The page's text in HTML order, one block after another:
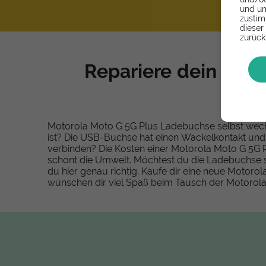
und
dieser
Repariere dein
Motorola Moto G 5G Plus Ladebuchse selbst
ist? Die USB-Buchse hat einen Wackelkontakt
verbinden? Die Kosten einer Motorola Moto G
schont die Umwelt. Möchtest du die Ladebuchse
du hier genau richtig. Kaufe dir eine neue
wünschen dir viel Spaß beim Tausch der